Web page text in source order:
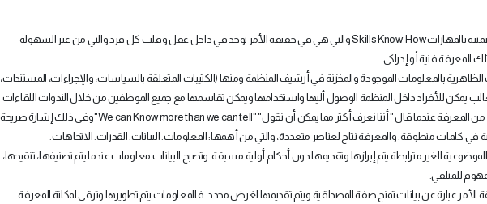
بالمهاراتSkills Know-Howوالتي هي في حقيقة الأمر توجد في داخل عقل وقلب كل فرد والتي من غير السهولة
المعرفة فنية أو إدراكي.
بالمعلومات الموجودة والمخزنة في أرشيف المنظمة ومنها (الكتيبات المتعلقة بالسياسات، والإجراءات، المستندات،
يمكن للأفراد داخل المنظمة الوصول أليها واستخدامها ويمكن تقاسمها مع جميع الموظفين من خلال الندوات اللقاءات
من المعرفة عندما قال " أننا نعرف أكثر مما يمكن أن نقول" "We can Know more than we can tell"وفى ذلك إشارة صريحة
في كلمات منطوقة. والمعرفة نتاج لعناصر متعددة، والتي من أهمها: المعلومات. البيانات. القدرات. الاتجاهات.
الموضوعية الغير مترابطة يتم إبرازها وتقديمها دون أحكام أولية مسبقة. وتصبح البيانات معلومات عندما يتم تصنيفها، تنقيحها،
للمتلقي.
عبارة عن بيانات تمنح صفة المصداقية ويتم تقديمها لغرض محدد. فالمعلومات يتم تطويرها وترقى لمكانة المعرفة